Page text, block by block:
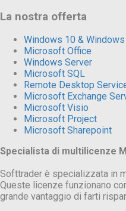
La nostra offerta
Windows 10 & Windows
Microsoft Office
Windows Server
Microsoft SQL
Remote Desktop
Microsoft Exchange
Microsoft Visio
Microsoft Project
Microsoft Sharepoint
Specialista di multilicenze
Softtrader è specializzata in
Queste licenze funzionano
grande vantaggio di farti